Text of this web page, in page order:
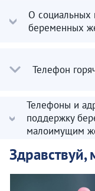
О социальных
беременных
Телефон
Телефоны и
поддержку
малоимущим
Здравствуй,